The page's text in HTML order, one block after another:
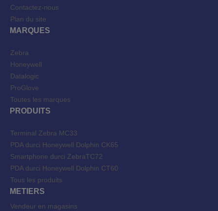
Contactez-nous
Plan du site
MARQUES
Zebra
Honeywell
Datalogic
ProGlove
Toutes les marques
PRODUITS
Terminal Zebra MC33
PDA durci Honeywell Dolphin CK65
Smartphone durci ZebraTC72
PDA durci Honeywell Dolphin CT60
Tous les produits
METIERS
Vendeur en magasins